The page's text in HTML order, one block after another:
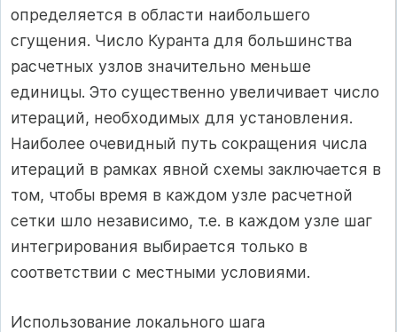
определяется в области наибольшего
сгущения. Число Куранта для большинства
расчетных узлов значительно меньше
единицы. Это существенно увеличивает число
итераций, необходимых для установления.
Наиболее очевидный путь сокращения числа
итераций в рамках явной схемы заключается в
том, чтобы время в каждом узле расчетной
сетки шло независимо, т.е. в каждом узле шаг
интегрирования выбирается только в
соответствии с местными условиями.
Использование локального шага